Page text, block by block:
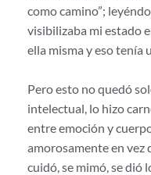
como camino”;
visibilizaba mi estado
ella misma y eso tenía
Pero esto no quedó
intelectual, lo hizo
entre emoción y
amorosamente en vez
cuidó, se mimó, se dió